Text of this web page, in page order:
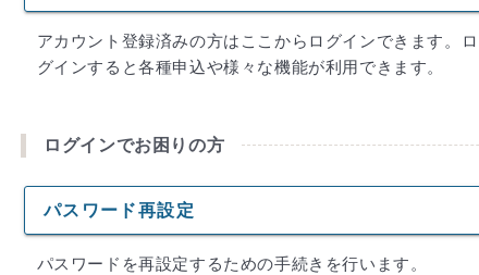
アカウント登録済みの方はここからログインできます。ロ
グインすると各種申込や様々な機能が利用できます。
ログインでお困りの方
パスワード再設定
パスワードを再設定するための手続きを行います。